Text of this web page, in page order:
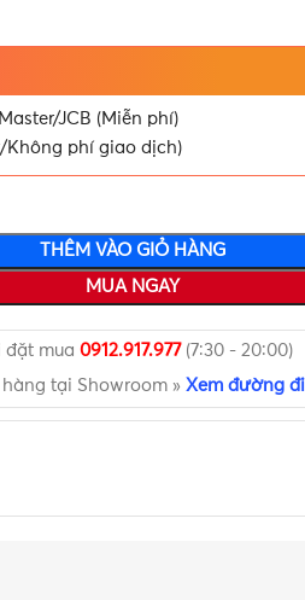
JCB (Miễn phí)
Không phí giao dịch)
THÊM VÀO GIỎ HÀNG
MUA NGAY
đặt mua 0912.917.977(7:30 - 20:00)
hàng tại Showroom » Xem đường đi